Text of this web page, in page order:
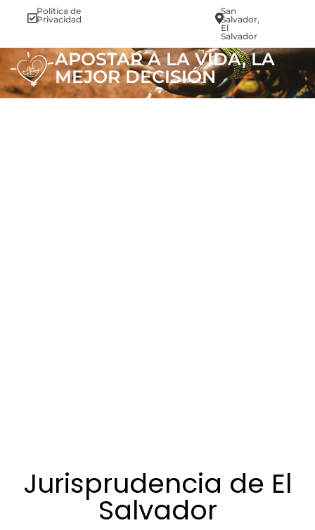
Política de
Privacidad
San
Salvador,
El
Salvador
APOSTAR A LA VIDA, LA
MEJOR DECISIÓN
Jurisprudencia de El
Salvador